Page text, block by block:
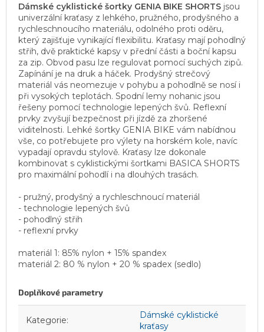
Dámské cyklistické šortky GENIA BIKE SHORTS jsou
univerzální kraťasy z lehkého, pružného, prodyšného a
rychleschnoucího materiálu, odolného proti oděru,
který zajišťuje vynikající flexibilitu. Kraťasy mají pohodlný
střih, dvě praktické kapsy v přední části a boční kapsu
za zip. Obvod pasu lze regulovat pomocí suchých zipů.
Zapínání je na druk a háček. Prodyšný strečový
materiál vás neomezuje v pohybu a pohodlně se nosí i
při vysokých teplotách. Spodní lemy nohanic jsou
řešeny pomocí technologie lepených švů. Reflexní
prvky zvyšují bezpečnost při jízdě za zhoršené
viditelnosti. Lehké šortky GENIA BIKE vám nabídnou
vše, co potřebujete pro výlety na horském kole, navíc
vypadají opravdu stylově. Kraťasy lze dokonale
kombinovat s cyklistickými šortkami BASICA SHORTS
pro maximální pohodlí i na dlouhých trasách.
- pružný, prodyšný a rychleschnoucí materiál
- technologie lepených švů
- pohodlný střih
- reflexní prvky
materiál 1: 85% nylon + 15% spandex
materiál 2: 80 % nylon + 20 % spadex (sedlo)
Doplňkové parametry
Kategorie:
Dámské cyklistické
kraťasy